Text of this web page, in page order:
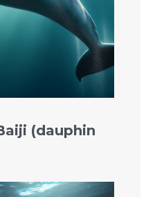
(dauphin